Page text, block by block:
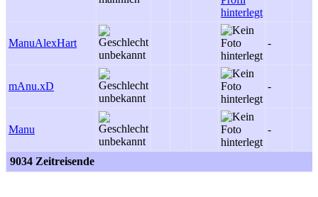
ManuAlexHart -
mAnu.xD -
Manu -
9034 Zeitreisende